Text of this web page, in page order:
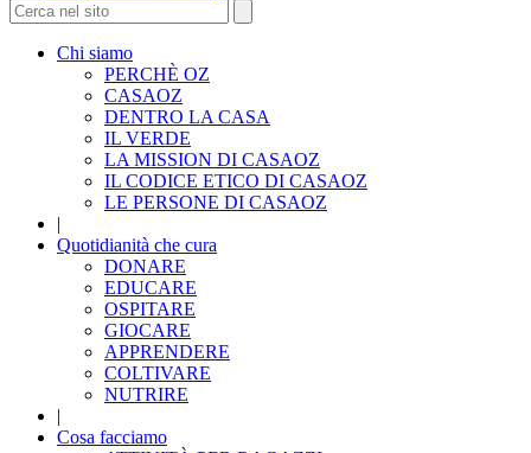
Chi siamo
PERCHÈ OZ
CASAOZ
DENTRO LA CASA
IL VERDE
LA MISSION DI CASAOZ
IL CODICE ETICO DI CASAOZ
LE PERSONE DI CASAOZ
|
Quotidianità che cura
DONARE
EDUCARE
OSPITARE
GIOCARE
APPRENDERE
COLTIVARE
NUTRIRE
|
Cosa facciamo